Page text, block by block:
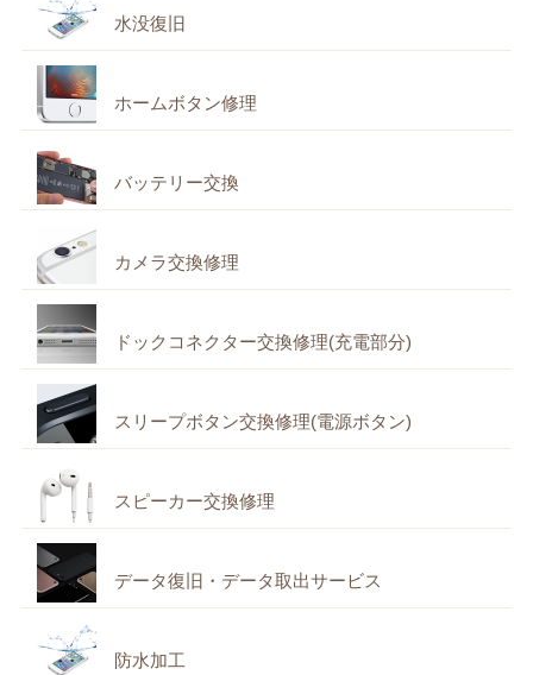
水没復旧
ホームボタン修理
バッテリー交換
カメラ交換修理
ドックコネクター交換修理(充電部分)
スリープボタン交換修理(電源ボタン)
スピーカー交換修理
データ復旧・データ取出サービス
防水加工